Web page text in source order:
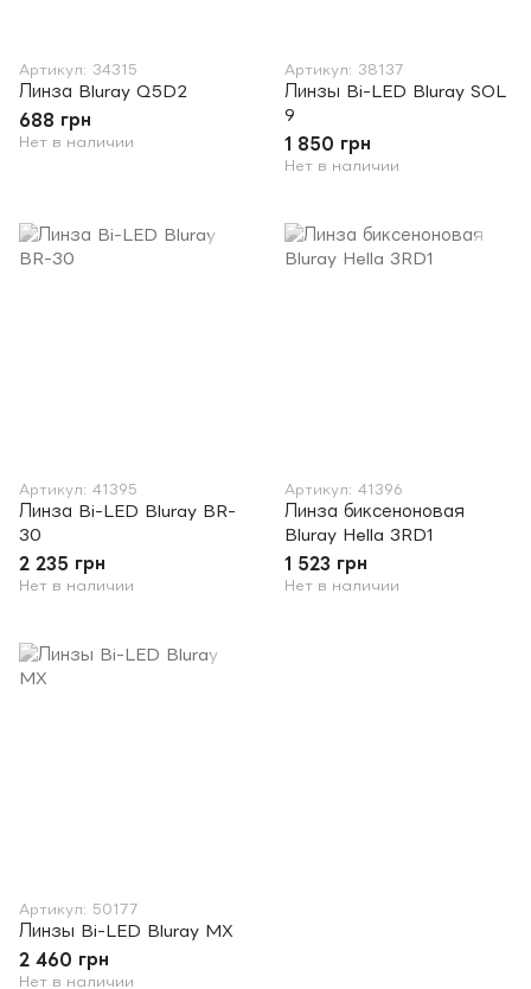
Артикул: 34315
Линза Bluray Q5D2
688 грн
Нет в наличии
Артикул: 38137
Линзы Bi-LED Bluray SOL
9
1 850 грн
Нет в наличии
Артикул: 41395
Линза Bi-LED Bluray BR-
30
2 235 грн
Нет в наличии
Артикул: 41396
Линза биксеноновая
Bluray Hella 3RD1
1 523 грн
Нет в наличии
Артикул: 50177
Линзы Bi-LED Bluray MX
2 460 грн
Нет в наличии